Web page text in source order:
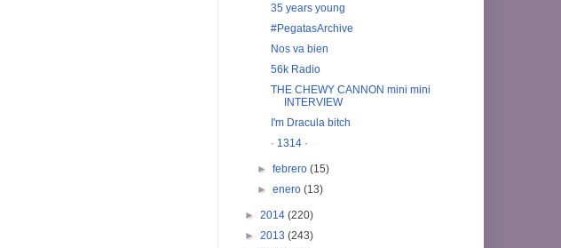
35 years young
#PegatasArchive
Nos va bien
56k Radio
THE CHEWY CANNON mini mini
INTERVIEW
I'm Dracula bitch
· 1314 ·
►febrero(15)
►enero(13)
► 2014 (220)
► 2013 (243)